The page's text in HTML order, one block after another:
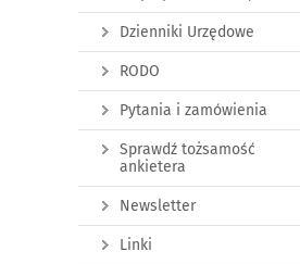
Dzienniki Urzędowe
RODO
Pytania i zamówienia
Sprawdź tożsamość
ankietera
Newsletter
Linki